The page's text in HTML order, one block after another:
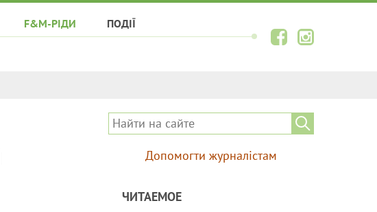
F&M-РІДИ ПОДІЇ
Допомогти журналістам
ЧИТАЕМОЕ